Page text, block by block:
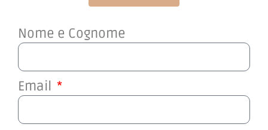
Nome e Cognome
Email